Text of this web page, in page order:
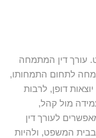
עורך דין המתמחה
לתחום התמחותו,
יוצאות דופן, לרבות
מול קהל,
לעורך דין
בבית המשפט, ולהיות